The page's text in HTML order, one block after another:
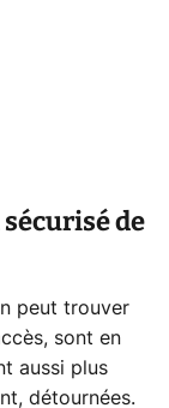
de
peut trouver
sont en
aussi plus
détournées.